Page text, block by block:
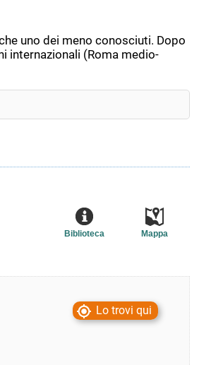
uno dei meno conosciuti. Dopo
internazionali (Roma medio-
Mappa
Biblioteca
Lo trovi qui